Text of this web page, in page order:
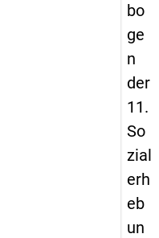
bo
ge
n
der
11.
So
zial
erh
eb
un